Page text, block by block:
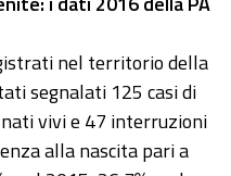
nel territorio della
segnalati 125 casi di
vivi e 47 interruzioni
alla nascita pari a